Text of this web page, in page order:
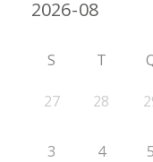
S T
27 28
3 4 5